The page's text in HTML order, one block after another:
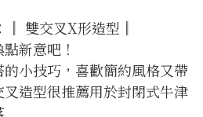
║ 雙交叉X形造型║
新意吧！
小技巧，喜歡簡約風格又帶
造型很推薦用於封閉式牛津